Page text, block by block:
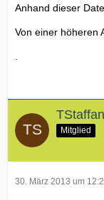
Anhand dieser
Von einer höheren
TStaffan
Mitglied
30. März 2013 um